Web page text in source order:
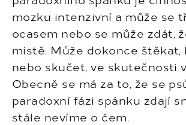
mozku intenzivní a může se
ocasem nebo se může zdát,
místě. Může dokonce štěkat,
nebo skučet, ve skutečnosti
Obecně se má za to, že se
paradoxní fázi spánku zdají
stále nevíme o čem.